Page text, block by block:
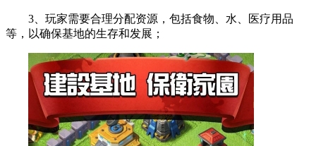
3、玩家需要合理分配资源，包括食物、水、医疗用品
等，以确保基地的生存和发展；